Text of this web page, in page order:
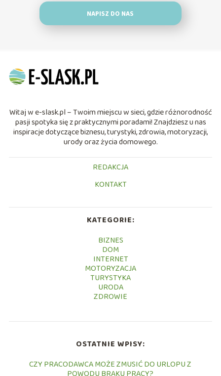
NAPISZ DO NAS
Witaj w e-slask.pl – Twoim miejscu w sieci, gdzie różnorodność
pasji spotyka się z praktycznymi poradami! Znajdziesz u nas
inspiracje dotyczące biznesu, turystyki, zdrowia, motoryzacji,
urody oraz życia domowego.
REDAKCJA
KONTAKT
KATEGORIE:
BIZNES
DOM
INTERNET
MOTORYZACJA
TURYSTYKA
URODA
ZDROWIE
OSTATNIE WPISY:
CZY PRACODAWCA MOŻE ZMUSIĆ DO URLOPU Z